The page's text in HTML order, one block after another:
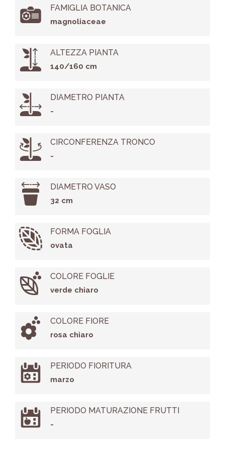
FAMIGLIA BOTANICA
magnoliaceae
ALTEZZA PIANTA
140/160 cm
DIAMETRO PIANTA
-
CIRCONFERENZA TRONCO
-
DIAMETRO VASO
32 cm
FORMA FOGLIA
ovata
COLORE FOGLIE
verde chiaro
COLORE FIORE
rosa chiaro
PERIODO FIORITURA
marzo
PERIODO MATURAZIONE FRUTTI
-